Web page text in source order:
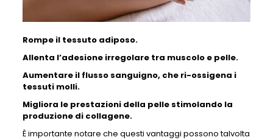
Rompe il tessuto adiposo.
Allenta l’adesione irregolare tra muscolo e pelle.
Aumentare il flusso sanguigno, che ri-ossigena i
tessuti molli.
Migliora le prestazioni della pelle stimolando la
produzione di collagene.
È importante notare che questi vantaggi possono talvolta